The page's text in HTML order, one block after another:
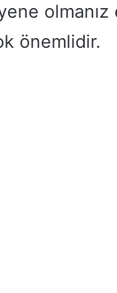
önemlidir.